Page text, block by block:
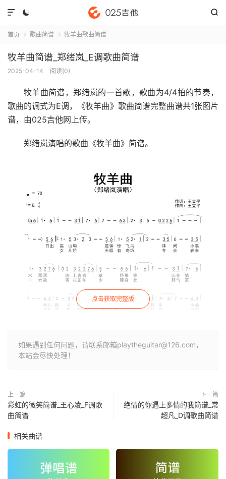
 

首页  歌曲简谱  牧羊曲歌曲简谱
牧羊曲简谱_郑绪岚_E调歌曲简谱
2025-04-14 阅读(0)
牧羊曲简谱，郑绪岚的一首歌，歌曲为4/4拍的节奏，
歌曲的调式为E调，《牧羊曲》歌曲简谱完整曲谱共1张图片
谱，由025吉他网上传。
郑绪岚演唱的歌曲《牧羊曲》简谱。
点击获取完整版
如果遇到任何问题，请联系邮箱playtheguitar@126.com，
本站会尽快处理！
上一篇
彩虹的微笑简谱_王心凌_F调歌
曲简谱
下一篇
绝情的你遇上多情的我简谱_常
超凡_D调歌曲简谱
相关曲谱